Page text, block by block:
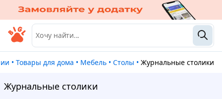
• Товары для дома • Мебель • Столы • Журнальные столики
Журнальные столики